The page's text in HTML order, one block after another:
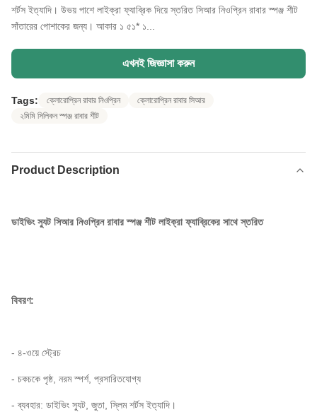
শর্টস ইত্যাদি। উভয় পাশে লাইক্রা ফ্যাব্রিক দিয়ে স্তরিত সিআর নিওপ্রিন রাবার স্পঞ্জ শীট
সাঁতারের পোশাকের জন্য। আকার ১ ৫১* ১...
এখনই জিজ্ঞাসা করুন
Tags: ক্লোরোপ্রিন রাবার নিওপ্রিন
ক্লোরোপ্রিন রাবার সিআর
২মিমি সিলিকন স্পঞ্জ রাবার শীট
Product Description
ডাইভিং স্যুট সিআর নিওপ্রিন রাবার স্পঞ্জ শীট লাইক্রা ফ্যাব্রিকের সাথে স্তরিত
বিবরণ:
- ৪-ওয়ে স্ট্রেচ
- চকচকে পৃষ্ঠ, নরম স্পর্শ, প্রসারিতযোগ্য
- ব্যবহার: ডাইভিং স্যুট, জুতা, স্লিম শর্টস ইত্যাদি।